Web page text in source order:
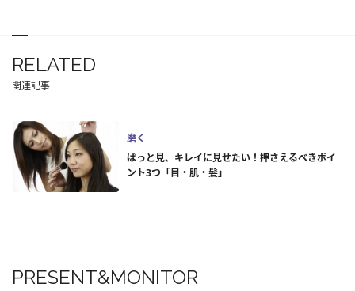
RELATED
関連記事
磨く
ぱっと見、キレイに見せたい！押さえるべきポイ
ント3つ「目・肌・髪」
PRESENT&MONITOR